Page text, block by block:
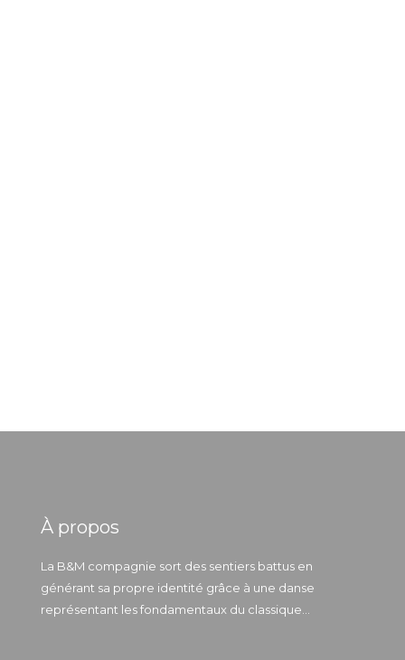
À propos
La B&M compagnie sort des sentiers battus en
générant sa propre identité grâce à une danse
représentant les fondamentaux du classique...